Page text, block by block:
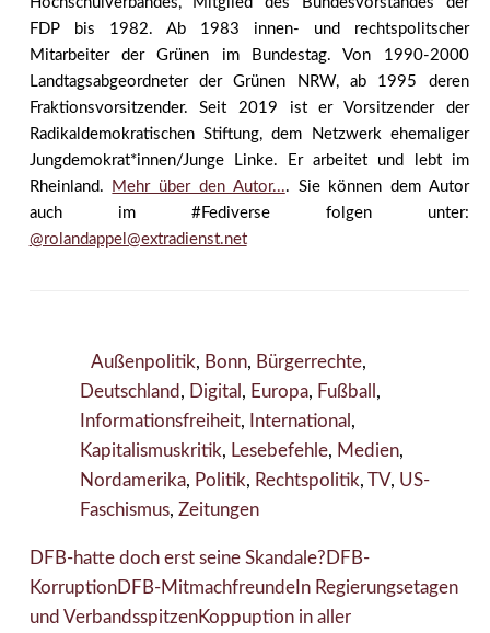
FDP bis 1982. Ab 1983 innen- und rechtspolitscher
Mitarbeiter der Grünen im Bundestag. Von 1990-2000
Landtagsabgeordneter der Grünen NRW, ab 1995 deren
Fraktionsvorsitzender. Seit 2019 ist er Vorsitzender der
Radikaldemokratischen Stiftung, dem Netzwerk ehemaliger
Jungdemokrat*innen/Junge Linke. Er arbeitet und lebt im
Rheinland.
Mehr über den Autor.... Sie können dem Autor
auch im #Fediverse folgen unter:
@rolandappel@extradienst.net
Außenpolitik, Bonn, Bürgerrechte,
Deutschland , Digital , Europa, Fußball ,
Informationsfreiheit, International ,
Kapitalismuskritik, Lesebefehle, Medien,
Nordamerika, Politik, Rechtspolitik, TV, US-
Faschismus, Zeitungen
DFB-hatte doch erst seine Skandale? DFB-
KorruptionDFB-MitmachfreundeIn Regierungsetagen
und VerbandsspitzenKoppuption in aller